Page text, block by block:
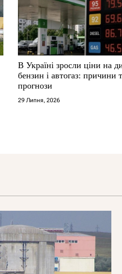
В Україні зросли ціни на
бензин і автогаз: причини
прогнози
29 Липня, 2026